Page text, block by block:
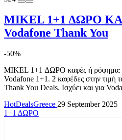
MIKEL 1+1 ΔΩΡΟ
Vodafone Thank You
-50%
MIKEL 1+1 ΔΩΡΟ καφές ή
Vodafone 1+1. 2 καφέδες στην τιμή
Thank You Deals. Ισχύει και για
HotDealsGreece 29 September 2025
1+1 ΔΩΡΟ